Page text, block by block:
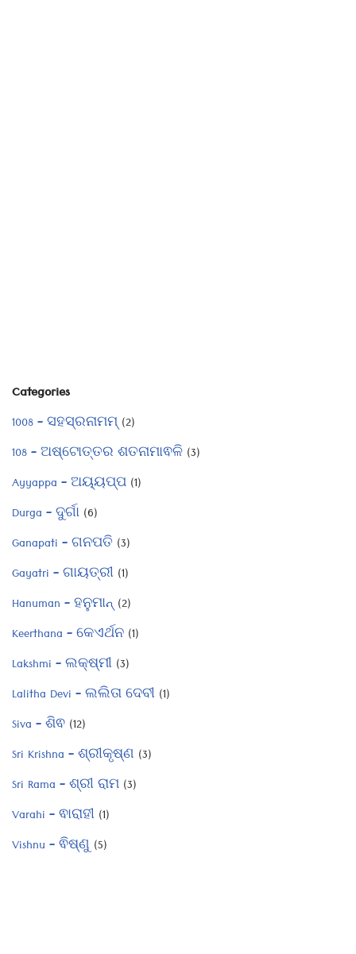
Categories
1008 – ସହସ୍ରନାମମ୍(2)
108 – ଅଷ୍ଟୋତ୍ତର ଶତନାମାଵଳି (3)
Ayyappa – ଅୟ୍ୟପ୍ପ (1)
Durga – ଦୁର୍ଗା (6)
Ganapati – ଗନପତି (3)
Gayatri – ଗାୟତ୍ରୀ (1)
Hanuman – ହନୁମାନ୍(2)
Keerthana – କେଏର୍ଥନ (1)
Lakshmi – ଲକ୍ଷ୍ମୀ (3)
Lalitha Devi – ଲଲିତା ଦେବୀ (1)
Siva – ଶିଵ (12)
Sri Krishna – ଶ୍ରୀକୃଷ୍ଣ (3)
Sri Rama – ଶ୍ରୀ ରାମ (3)
Varahi – ଵାରାହୀ (1)
Vishnu – ଵିଷ୍ଣୁ(5)